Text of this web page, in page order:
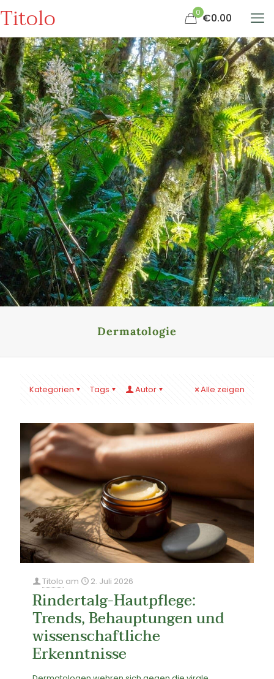
Titolo 0 €0.00
Dermatologie
Kategorien Tags Autor Alle zeigen
Titolo am 2. Juli 2026
Rindertalg-Hautpflege:
Trends, Behauptungen und
wissenschaftliche
Erkenntnisse